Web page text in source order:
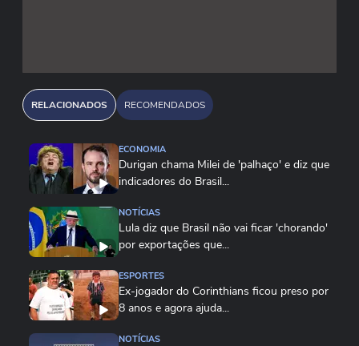
RELACIONADOS RECOMENDADOS
ECONOMIA
Durigan chama Milei de 'palhaço' e diz que
indicadores do Brasil...
NOTÍCIAS
Lula diz que Brasil não vai ficar 'chorando'
por exportações que...
ESPORTES
Ex-jogador do Corinthians ficou preso por
8 anos e agora ajuda...
NOTÍCIAS